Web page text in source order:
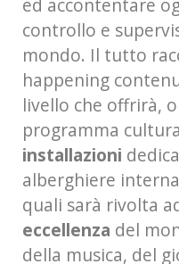
controllo e
mondo. Il tutto
happening
livello che offrirà,
programma
installazioni
alberghiere
quali sarà rivolta
eccellenza del
della musica, del